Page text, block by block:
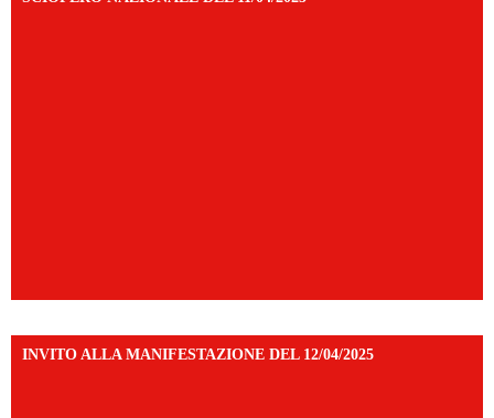
INVITO ALLA MANIFESTAZIONE DEL 12/04/2025